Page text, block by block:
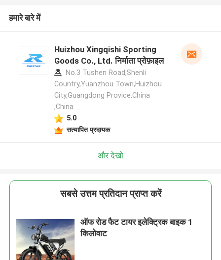
हमारे बारे में
Huizhou Xingqishi Sporting
Goods Co., Ltd. निर्माता प्रोफ़ाइल
No.3 Tushen Road,Shenli
Country,Yuanzhou Town,Huizhou
City,Guangdong Provice,China
,China
5.0
सत्यापित प्रदायक
और देखो
सबसे उत्तम प्रतिदान प्राप्त करें
ऑफ रोड फैट टायर इलेक्ट्रिक बाइक 1
किलोवाट